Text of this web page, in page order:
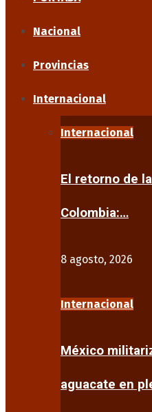
Nacional
Provincias
Internacional
Internacional
El retorno de
Colombia:…
8 agosto, 2026
Internacional
México
aguacate en